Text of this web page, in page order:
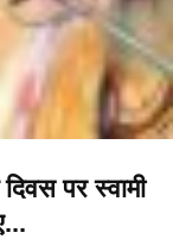
पर स्वामी